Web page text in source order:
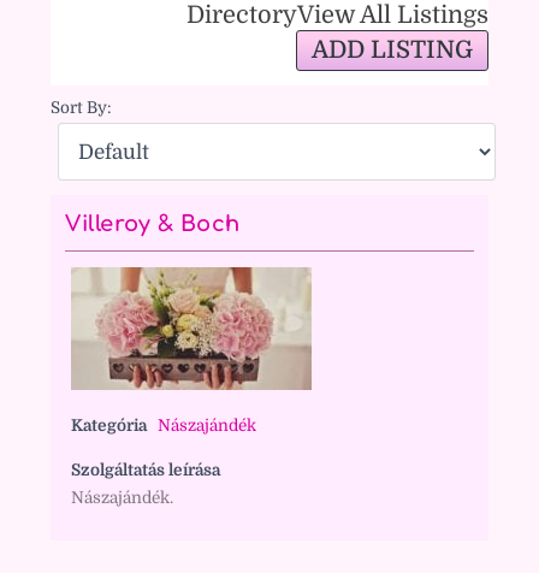
DirectoryView All Listings
ADD LISTING
Sort By:
Villeroy & Boch
Kategória Nászajándék
Szolgáltatás leírása
Nászajándék.